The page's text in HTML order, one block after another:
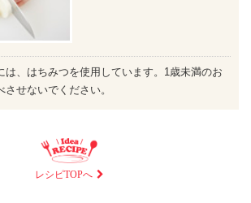
は、はちみつを使用しています。1歳未満のお
せないでください。
レシピTOPへ